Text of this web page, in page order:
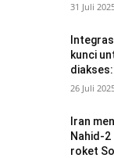
31 Juli
kunci
26 Juli
Iran
Nahid-2
roket